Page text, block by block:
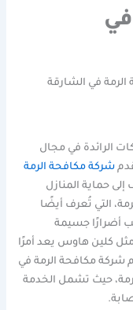
في الشارقة
الرائدة في مجال
شركة مكافحة الرمة
حماية المنازل
التي تُعرف أيضًا
أضرارًا جسيمة
كلين هاوس يعد أمرًا
شركة مكافحة الرمة في
حيث تشمل الخدمة